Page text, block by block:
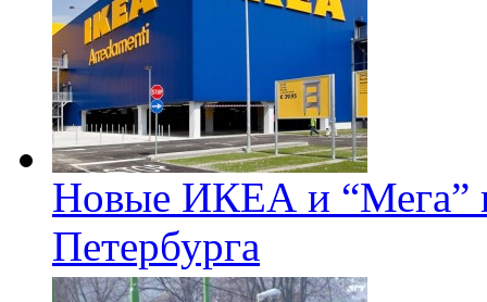
Новые ИКЕА и “Мега”
Петербурга